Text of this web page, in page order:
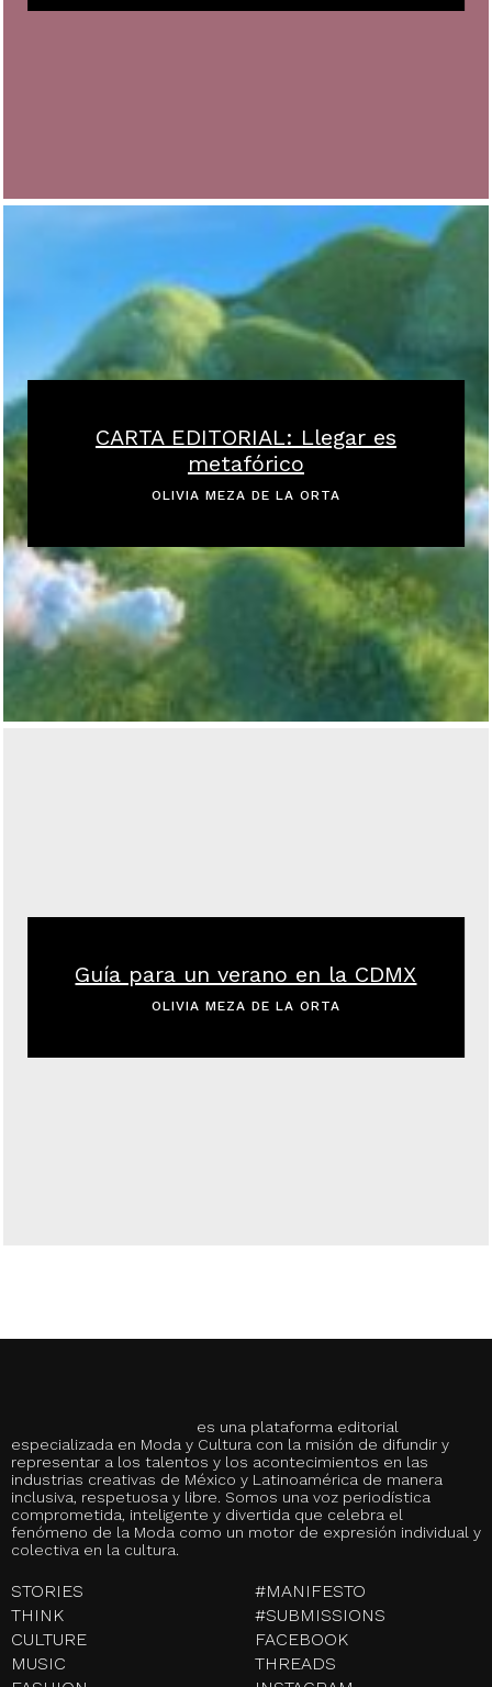
CARTA EDITORIAL: Llegar es
metafórico
OLIVIA MEZA DE LA ORTA
Guía para un verano en la CDMX
OLIVIA MEZA DE LA ORTA
es una plataforma editorial
especializada en Moda y Cultura con la misión de difundir y
representar a los talentos y los acontecimientos en las
industrias creativas de México y Latinoamérica de manera
inclusiva, respetuosa y libre. Somos una voz periodística
comprometida, inteligente y divertida que celebra el
fenómeno de la Moda como un motor de expresión individual y
colectiva en la cultura.
STORIES
THINK
CULTURE
MUSIC
#MANIFESTO
#SUBMISSIONS
FACEBOOK
THREADS